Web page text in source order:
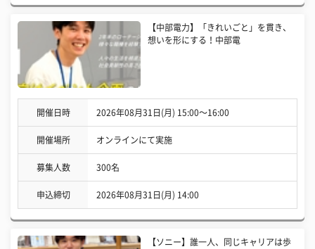
【中部電力】「きれいごと」を貫き、
想いを形にする！中部電
開催日時 2026年08月31日(月) 15:00〜16:00
開催場所 オンラインにて実施
募集人数 300名
申込締切 2026年08月31日(月) 14:00
【ソニー】誰一人、同じキャリアは歩